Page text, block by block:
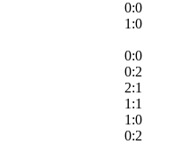
0:0
1:0
0:0
0:2
2:1
1:1
1:0
0:2